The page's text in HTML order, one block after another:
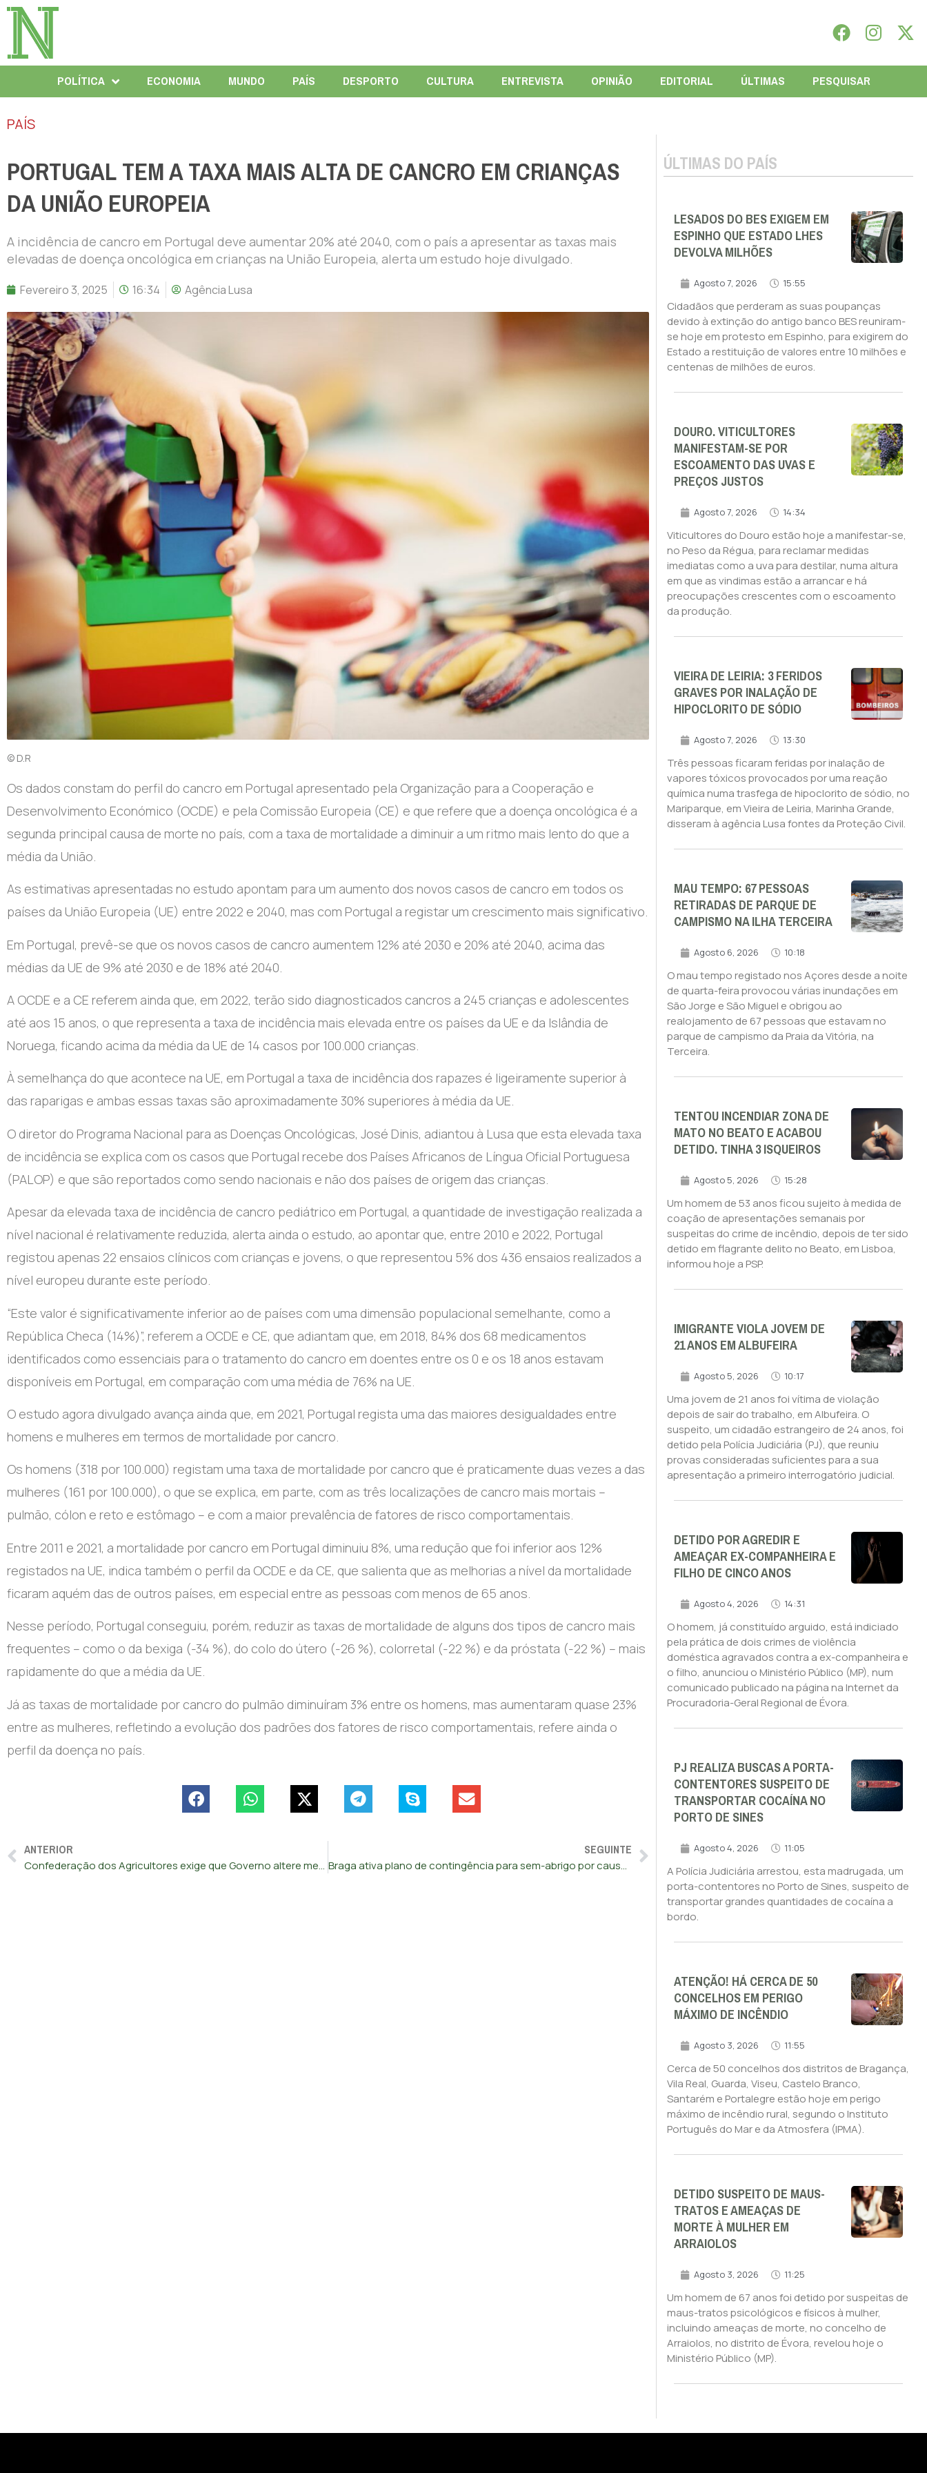
POLÍTICA ECONOMIA MUNDO PAÍS DESPORTO CULTURA ENTREVISTA OPINIÃO EDITORIAL ÚLTIMAS PESQUISAR
PAÍS
PORTUGAL TEM A TAXA MAIS ALTA DE CANCRO EM CRIANÇAS
DA UNIÃO EUROPEIA
A incidência de cancro em Portugal deve aumentar 20% até 2040, com o país a apresentar as taxas mais
elevadas de doença oncológica em crianças na União Europeia, alerta um estudo hoje divulgado.
Fevereiro 3, 2025 16:34 Agência Lusa
© D.R
Os dados constam do perfil do cancro em Portugal apresentado pela Organização para a Cooperação e
Desenvolvimento Económico (OCDE) e pela Comissão Europeia (CE) e que refere que a doença oncológica é a
segunda principal causa de morte no país, com a taxa de mortalidade a diminuir a um ritmo mais lento do que a
média da União.
As estimativas apresentadas no estudo apontam para um aumento dos novos casos de cancro em todos os
países da União Europeia (UE) entre 2022 e 2040, mas com Portugal a registar um crescimento mais significativo.
Em Portugal, prevê-se que os novos casos de cancro aumentem 12% até 2030 e 20% até 2040, acima das
médias da UE de 9% até 2030 e de 18% até 2040.
A OCDE e a CE referem ainda que, em 2022, terão sido diagnosticados cancros a 245 crianças e adolescentes
até aos 15 anos, o que representa a taxa de incidência mais elevada entre os países da UE e da Islândia de
Noruega, ficando acima da média da UE de 14 casos por 100.000 crianças.
À semelhança do que acontece na UE, em Portugal a taxa de incidência dos rapazes é ligeiramente superior à
das raparigas e ambas essas taxas são aproximadamente 30% superiores à média da UE.
O diretor do Programa Nacional para as Doenças Oncológicas, José Dinis, adiantou à Lusa que esta elevada taxa
de incidência se explica com os casos que Portugal recebe dos Países Africanos de Língua Oficial Portuguesa
(PALOP) e que são reportados como sendo nacionais e não dos países de origem das crianças.
Apesar da elevada taxa de incidência de cancro pediátrico em Portugal, a quantidade de investigação realizada a
nível nacional é relativamente reduzida, alerta ainda o estudo, ao apontar que, entre 2010 e 2022, Portugal
registou apenas 22 ensaios clínicos com crianças e jovens, o que representou 5% dos 436 ensaios realizados a
nível europeu durante este período.
“Este valor é significativamente inferior ao de países com uma dimensão populacional semelhante, como a
República Checa (14%)”, referem a OCDE e CE, que adiantam que, em 2018, 84% dos 68 medicamentos
identificados como essenciais para o tratamento do cancro em doentes entre os 0 e os 18 anos estavam
disponíveis em Portugal, em comparação com uma média de 76% na UE.
O estudo agora divulgado avança ainda que, em 2021, Portugal regista uma das maiores desigualdades entre
homens e mulheres em termos de mortalidade por cancro.
Os homens (318 por 100.000) registam uma taxa de mortalidade por cancro que é praticamente duas vezes a das
mulheres (161 por 100.000), o que se explica, em parte, com as três localizações de cancro mais mortais –
pulmão, cólon e reto e estômago – e com a maior prevalência de fatores de risco comportamentais.
Entre 2011 e 2021, a mortalidade por cancro em Portugal diminuiu 8%, uma redução que foi inferior aos 12%
registados na UE, indica também o perfil da OCDE e da CE, que salienta que as melhorias a nível da mortalidade
ficaram aquém das de outros países, em especial entre as pessoas com menos de 65 anos.
Nesse período, Portugal conseguiu, porém, reduzir as taxas de mortalidade de alguns dos tipos de cancro mais
frequentes – como o da bexiga (-34 %), do colo do útero (-26 %), colorretal (-22 %) e da próstata (-22 %) – mais
rapidamente do que a média da UE.
Já as taxas de mortalidade por cancro do pulmão diminuíram 3% entre os homens, mas aumentaram quase 23%
entre as mulheres, refletindo a evolução dos padrões dos fatores de risco comportamentais, refere ainda o
perfil da doença no país.
ANTERIOR
Confederação dos Agricultores exige que Governo altere medida de apoio à língua azul
SEGUINTE
Braga ativa plano de contingência para sem-abrigo por causa do frio
ÚLTIMAS DO PAÍS
LESADOS DO BES EXIGEM EM
ESPINHO QUE ESTADO LHES
DEVOLVA MILHÕES
Agosto 7, 2026 15:55
Cidadãos que perderam as suas poupanças
devido à extinção do antigo banco BES reuniram-
se hoje em protesto em Espinho, para exigirem do
Estado a restituição de valores entre 10 milhões e
centenas de milhões de euros.
DOURO. VITICULTORES
MANIFESTAM-SE POR
ESCOAMENTO DAS UVAS E
PREÇOS JUSTOS
Agosto 7, 2026 14:34
Viticultores do Douro estão hoje a manifestar-se,
no Peso da Régua, para reclamar medidas
imediatas como a uva para destilar, numa altura
em que as vindimas estão a arrancar e há
preocupações crescentes com o escoamento
da produção.
VIEIRA DE LEIRIA: 3 FERIDOS
GRAVES POR INALAÇÃO DE
HIPOCLORITO DE SÓDIO
Agosto 7, 2026 13:30
Três pessoas ficaram feridas por inalação de
vapores tóxicos provocados por uma reação
química numa trasfega de hipoclorito de sódio, no
Mariparque, em Vieira de Leiria, Marinha Grande,
disseram à agência Lusa fontes da Proteção Civil.
MAU TEMPO: 67 PESSOAS
RETIRADAS DE PARQUE DE
CAMPISMO NA ILHA TERCEIRA
Agosto 6, 2026 10:18
O mau tempo registado nos Açores desde a noite
de quarta-feira provocou várias inundações em
São Jorge e São Miguel e obrigou ao
realojamento de 67 pessoas que estavam no
parque de campismo da Praia da Vitória, na
Terceira.
TENTOU INCENDIAR ZONA DE
MATO NO BEATO E ACABOU
DETIDO. TINHA 3 ISQUEIROS
Agosto 5, 2026 15:28
Um homem de 53 anos ficou sujeito à medida de
coação de apresentações semanais por
suspeitas do crime de incêndio, depois de ter sido
detido em flagrante delito no Beato, em Lisboa,
informou hoje a PSP.
IMIGRANTE VIOLA JOVEM DE
21 ANOS EM ALBUFEIRA
Agosto 5, 2026 10:17
Uma jovem de 21 anos foi vítima de violação
depois de sair do trabalho, em Albufeira. O
suspeito, um cidadão estrangeiro de 24 anos, foi
detido pela Polícia Judiciária (PJ), que reuniu
provas consideradas suficientes para a sua
apresentação a primeiro interrogatório judicial.
DETIDO POR AGREDIR E
AMEAÇAR EX-COMPANHEIRA E
FILHO DE CINCO ANOS
Agosto 4, 2026 14:31
O homem, já constituído arguido, está indiciado
pela prática de dois crimes de violência
doméstica agravados contra a ex-companheira e
o filho, anunciou o Ministério Público (MP), num
comunicado publicado na página na Internet da
Procuradoria-Geral Regional de Évora.
PJ REALIZA BUSCAS A PORTA-
CONTENTORES SUSPEITO DE
TRANSPORTAR COCAÍNA NO
PORTO DE SINES
Agosto 4, 2026 11:05
A Polícia Judiciária arrestou, esta madrugada, um
porta-contentores no Porto de Sines, suspeito de
transportar grandes quantidades de cocaína a
bordo.
ATENÇÃO! HÁ CERCA DE 50
CONCELHOS EM PERIGO
MÁXIMO DE INCÊNDIO
Agosto 3, 2026 11:55
Cerca de 50 concelhos dos distritos de Bragança,
Vila Real, Guarda, Viseu, Castelo Branco,
Santarém e Portalegre estão hoje em perigo
máximo de incêndio rural, segundo o Instituto
Português do Mar e da Atmosfera (IPMA).
DETIDO SUSPEITO DE MAUS-
TRATOS E AMEAÇAS DE
MORTE À MULHER EM
ARRAIOLOS
Agosto 3, 2026 11:25
Um homem de 67 anos foi detido por suspeitas de
maus-tratos psicológicos e físicos à mulher,
incluindo ameaças de morte, no concelho de
Arraiolos, no distrito de Évora, revelou hoje o
Ministério Público (MP).